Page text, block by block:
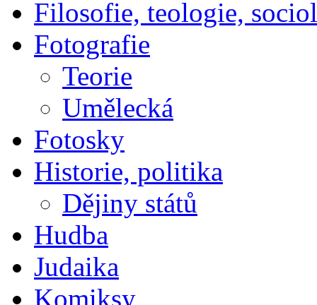
Filosofie, teologie,
Fotografie
Teorie
Umělecká
Fotosky
Historie, politika
Dějiny států
Hudba
Judaika
Komiksy